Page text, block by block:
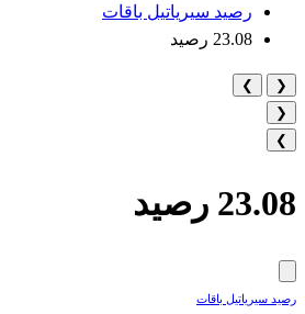
رصيد سيرياتيل باقات
23.08 رصيد
❮
❯
❮
❯
23.08 رصيد
رصيد سيرياتيل باقات